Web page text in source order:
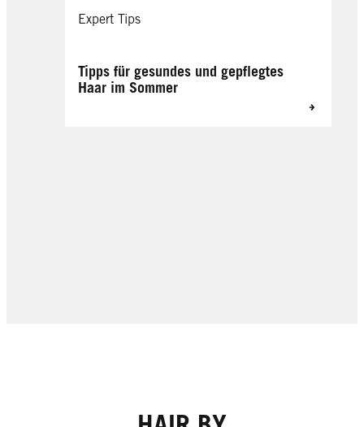
Expert Tips
Tipps für gesundes und gepflegtes
Haar im Sommer